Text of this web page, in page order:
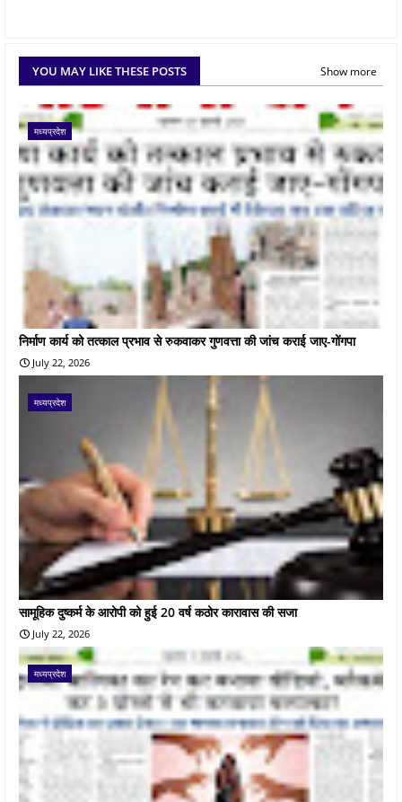
YOU MAY LIKE THESE POSTS Show more
मध्यप्रदेश
निर्माण कार्य को तत्काल प्रभाव से रुकवाकर गुणवत्ता की जांच कराई जाए-गोंगपा
July 22, 2026
मध्यप्रदेश
सामूहिक दुष्कर्म के आरोपी को हुई 20 वर्ष कठोर कारावास की सजा
July 22, 2026
मध्यप्रदेश